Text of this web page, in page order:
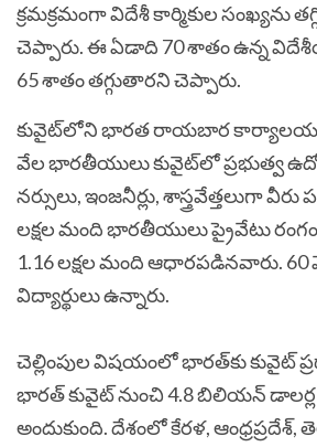
క్రమక్రమంగా విదేశీ కార్మికుల సంఖ్యను
చెప్పారు. ఈ ఏడాది 70 శాతం ఉన్న
65 శాతం తగ్గుతారని చెప్పారు.
కువైట్‌లోని భారత రాయబార కార్యాలయం
వేల భారతీయులు కువైట్‌లో ప్రభుత్వ
నర్సులు, ఇంజనీర్లు, శాస్త్రవేత్తలుగా వీరు
లక్షల మంది భారతీయులు ప్రైవేటు
1.16 లక్షల మంది ఆధారపడినవారు.
విద్యార్థులు ఉన్నారు.
చెల్లింపుల విషయంలో భారత్‌కు కువైట్‌
భారత్‌ కువైట్‌ నుంచి 4.8 బిలియన్‌ డాలర్ల
అందుకుంది. దేశంలో కేరళ,